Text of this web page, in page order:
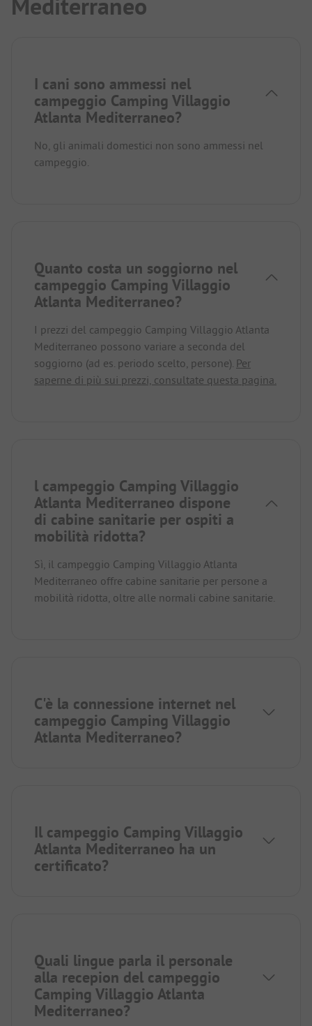
I cani sono ammessi nel
campeggio Camping Villaggio
Atlanta Mediterraneo?
No, gli animali domestici non sono ammessi nel
campeggio.
Quanto costa un soggiorno nel
campeggio Camping Villaggio
Atlanta Mediterraneo?
I prezzi del campeggio Camping Villaggio Atlanta
Mediterraneo possono variare a seconda del
soggiorno (ad es. periodo scelto, persone). Per
saperne di più sui prezzi, consultate questa pagina.
l campeggio Camping Villaggio
Atlanta Mediterraneo dispone
di cabine sanitarie per ospiti a
mobilità ridotta?
Sì, il campeggio Camping Villaggio Atlanta
Mediterraneo offre cabine sanitarie per persone a
mobilità ridotta, oltre alle normali cabine sanitarie.
C'è la connessione internet nel
campeggio Camping Villaggio
Atlanta Mediterraneo?
Il campeggio Camping Villaggio
Atlanta Mediterraneo ha un
certificato?
Quali lingue parla il personale
alla recepion del campeggio
Camping Villaggio Atlanta
Mediterraneo?